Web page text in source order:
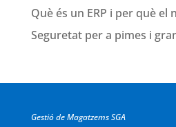
Què és un ERP i per què el
Seguretat per a pimes i
Gestió de Magatzems SGA